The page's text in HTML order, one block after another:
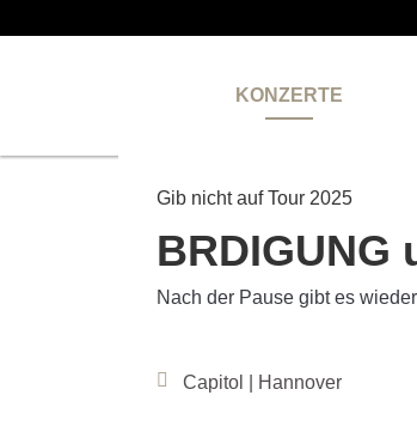
KONZERTE
Gib nicht auf Tour 2025
BRDIGUNG
Nach der Pause gibt es
Capitol | Hannover